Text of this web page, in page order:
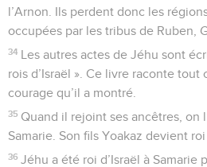
l’Arnon. Ils perdent donc les
occupées par les tribus de Ruben,
34 Les autres actes de Jéhu sont
rois d’Israël ». Ce livre raconte tout
courage qu’il a montré.
35 Quand il rejoint ses ancêtres, on
Samarie. Son fils Yoakaz devient roi
36 Jéhu a été roi d’Israël à Samarie